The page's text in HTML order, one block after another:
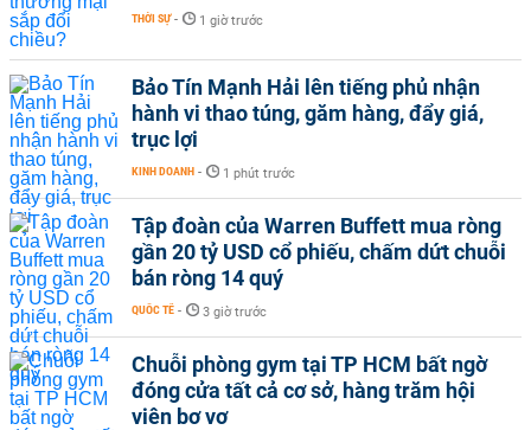
THỜI SỰ - 1 giờ trước
Bảo Tín Mạnh Hải lên tiếng phủ nhận
hành vi thao túng, găm hàng, đẩy giá,
trục lợi
KINH DOANH - 1 phút trước
Tập đoàn của Warren Buffett mua ròng
gần 20 tỷ USD cổ phiếu, chấm dứt chuỗi
bán ròng 14 quý
QUỐC TẾ - 3 giờ trước
Chuỗi phòng gym tại TP HCM bất ngờ
đóng cửa tất cả cơ sở, hàng trăm hội
viên bơ vơ